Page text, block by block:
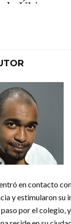
en contacto
y estimularon su
por el colegio,